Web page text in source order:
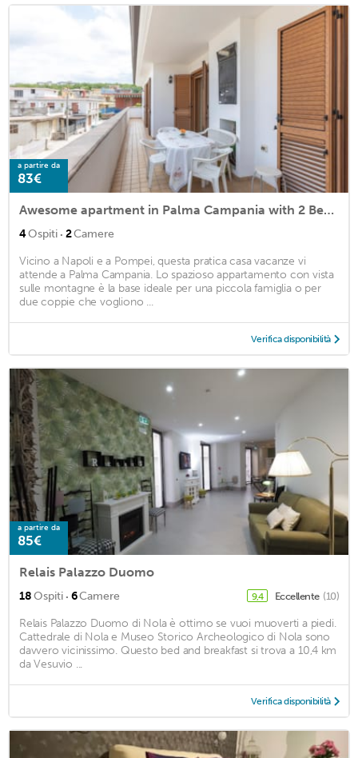
a partire da
83€
Awesome apartment in Palma Campania with 2 Bedrooms
4Ospiti · 2Camere
Vicino a Napoli e a Pompei, questa pratica casa vacanze vi
attende a Palma Campania. Lo spazioso appartamento con vista
sulle montagne è la base ideale per una piccola famiglia o per
due coppie che vogliono ...
Verifica disponibilità
a partire da
85€
Relais Palazzo Duomo
18Ospiti · 6Camere 9,4 Eccellente (10)
Relais Palazzo Duomo di Nola è ottimo se vuoi muoverti a piedi.
Cattedrale di Nola e Museo Storico Archeologico di Nola sono
davvero vicinissimo. Questo bed and breakfast si trova a 10,4 km
da Vesuvio ...
Verifica disponibilità